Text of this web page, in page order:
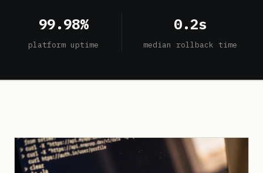
99.98%
platform uptime
0.2s
median rollback time